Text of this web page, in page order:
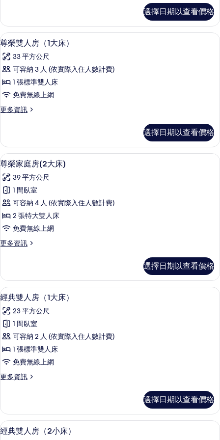
大
床）
的
所
有
相
片
菁
英
房
（1
大
床）
詳
情
選擇日期以查看價格
顯
示
尊
榮
雙
人
房
大
床）
的
所
有
相
片
尊榮雙人房（1大床） | 遮光布/窗簾、
5
尊榮雙人房（1大床）
33 平方公尺
可容納 3 人 (依實際入住人數計費)
1 張標準雙人床
免費無線上網
更多資訊
更
雙
人
房
（1
大
床）
詳
情
選擇日期以查看價格
顯
示
尊
榮
家
庭
房
(2
床)
的
所
有
相
片
尊榮家庭房(2大床) | 遮光布/窗簾、免
5
尊榮家庭房(2大床)
39 平方公尺
1 間臥室
可容納 4 人 (依實際入住人數計費)
2 張特大雙人床
免費無線上網
更多資訊
更
家
庭
房
大
床)
詳
情
選擇日期以查看價格
顯
示
經
典
雙
人
房
（1
床）
的
所
經典雙人房（1大床） | 遮光布/窗簾、
5
經典雙人房（1大床）
23 平方公尺
1 間臥室
可容納 2 人 (依實際入住人數計費)
1 張標準雙人床
免費無線上網
更多資訊
更
雙
人
房
（1
選擇日期以查看價格
顯
經典雙人房（2小床） | 遮光布/窗簾
4
經典雙人房（2小床）